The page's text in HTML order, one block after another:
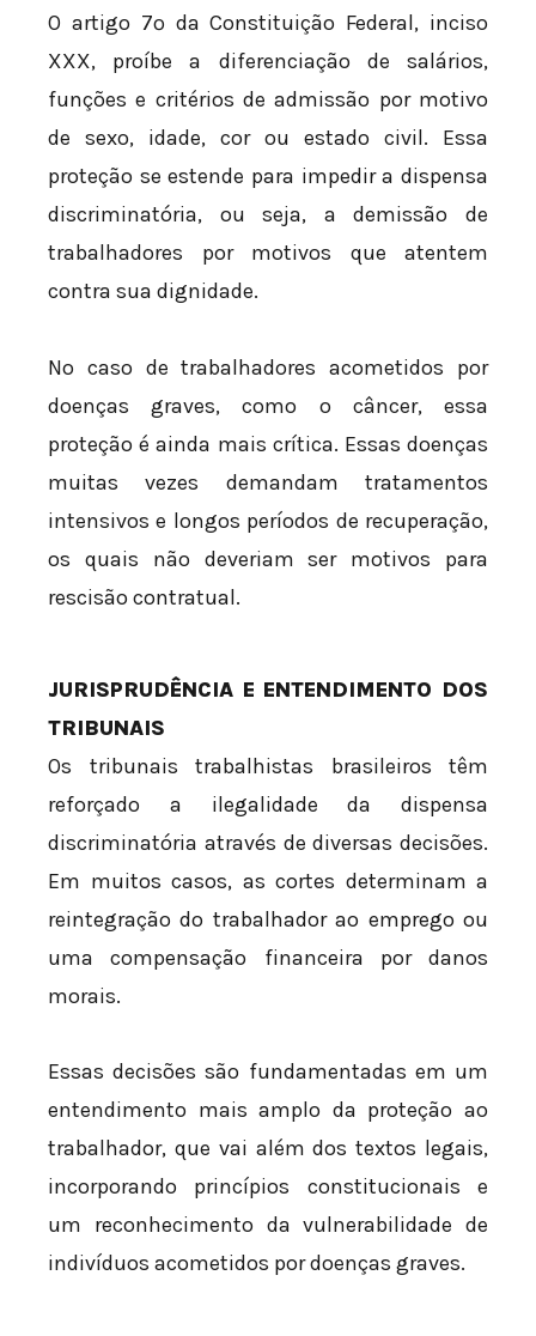
O artigo 7º da Constituição Federal, inciso
XXX, proíbe a diferenciação de salários,
funções e critérios de admissão por motivo
de sexo, idade, cor ou estado civil. Essa
proteção se estende para impedir a dispensa
discriminatória, ou seja, a demissão de
trabalhadores por motivos que atentem
contra sua dignidade.
No caso de trabalhadores acometidos por
doenças graves, como o câncer, essa
proteção é ainda mais crítica. Essas doenças
muitas vezes demandam tratamentos
intensivos e longos períodos de recuperação,
os quais não deveriam ser motivos para
rescisão contratual.
JURISPRUDÊNCIA E ENTENDIMENTO DOS
TRIBUNAIS
Os tribunais trabalhistas brasileiros têm
reforçado a ilegalidade da dispensa
discriminatória através de diversas decisões.
Em muitos casos, as cortes determinam a
reintegração do trabalhador ao emprego ou
uma compensação financeira por danos
morais.
Essas decisões são fundamentadas em um
entendimento mais amplo da proteção ao
trabalhador, que vai além dos textos legais,
incorporando princípios constitucionais e
um reconhecimento da vulnerabilidade de
indivíduos acometidos por doenças graves.